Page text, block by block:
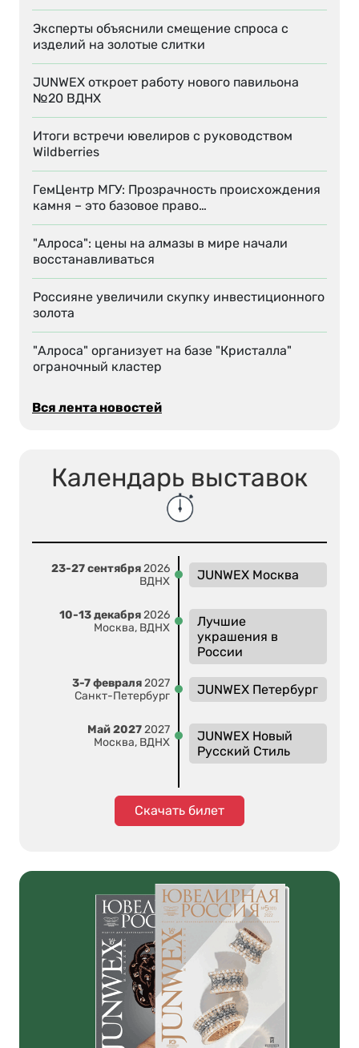
Эксперты объяснили смещение спроса с
изделий на золотые слитки
JUNWEX откроет работу нового павильона
№20 ВДНХ
Итоги встречи ювелиров с руководством
Wildberries
ГемЦентр МГУ: Прозрачность происхождения
камня – это базовое право…
"Алроса": цены на алмазы в мире начали
восстанавливаться
Россияне увеличили скупку инвестиционного
золота
"Алроса" организует на базе "Кристалла"
ограночный кластер
Вся лента новостей
Календарь выставок
23-27 сентября2026
ВДНХ
JUNWEX Москва
10-13 декабря2026
Москва, ВДНХ
Лучшие
украшения в
России
3-7 февраля2027
Санкт-Петербург
JUNWEX Петербург
Май 20272027
Москва, ВДНХ
JUNWEX Новый
Русский Стиль
Скачать билет